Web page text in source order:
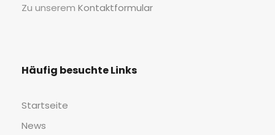
Zu unse­rem Kon­takt­for­mu­lar
Häu­fig besuch­te Links
Start­sei­te
News